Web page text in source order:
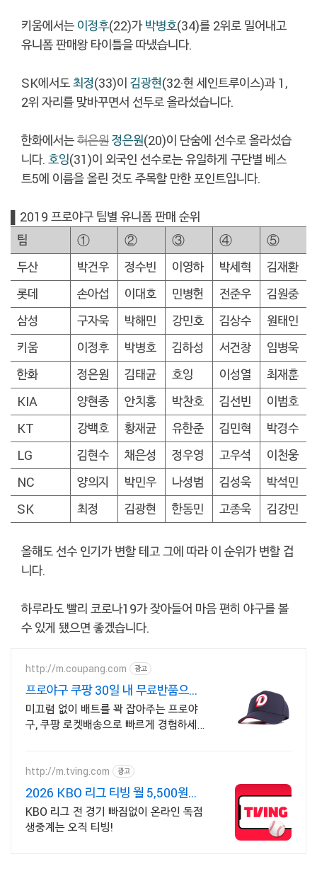
키움에서는 이정후(22)가박병호(34)를 2위로 밀어내고
유니폼 판매왕 타이틀을 따냈습니다.
SK에서도최정(33)이 김광현(32·현 세인트루이스)과 1,
2위 자리를 맞바꾸면서 선두로 올라섰습니다.
한화에서는허은원정은원(20)이 단숨에 선수로 올라섰습
니다. 호잉(31)이 외국인 선수로는 유일하게 구단별 베스
트5에 이름을 올린 것도 주목할 만한 포인트입니다.
▌2019 프로야구 팀별 유니폼 판매 순위
팀
① ② ③ ④
⑤
두산
박건우 정수빈 이영하 박세혁
김재환
롯데
손아섭 이대호 민병헌 전준우
김원중
삼성
구자욱 박해민 강민호 김상수
원태인
키움
이정후 박병호 김하성 서건창
임병욱
한화
정은원 김태균 호잉 이성열
최재훈
KIA
양현종 안치홍 박찬호 김선빈
이범호
KT
강백호 황재균 유한준 김민혁
박경수
LG
김현수 채은성 정우영 고우석
이천웅
NC
양의지 박민우 나성범 김성욱
박석민
SK
최정 김광현 한동민 고종욱 김강민
올해도 선수 인기가 변할 테고 그에 따라 이 순위가 변할 겁
니다.
하루라도 빨리 코로나19가 잦아들어 마음 편히 야구를 볼
수 있게 됐으면 좋겠습니다.
http://m.coupang.com 광고
프로야구 쿠팡 30일 내 무료반품으로
안심
미끄럼 없이 배트를 꽉 잡아주는 프로야
구, 쿠팡 로켓배송으로 빠르게 경험하세
http://m.tving.com 광고
2026 KBO 리그 티빙 월 5,500원부
터
KBO 리그 전 경기 빠짐없이 온라인 독점
생중계는 오직 티빙!